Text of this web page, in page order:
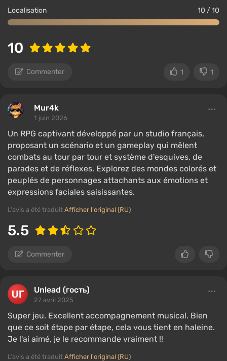
Localisation 10 / 10
10
Commenter 1 1
Mur4k
1 juin 2026
Un RPG captivant développé par un studio français,
proposant un scénario et un gameplay qui mêlent
combats au tour par tour et système d'esquives, de
parades et de réflexes. Explorez des mondes colorés et
peuplés de personnages attachants aux émotions et
expressions faciales saisissantes.
L'avis a été traduit Afficher l'original (RU)
5.5
Commenter
Unlead (гость)
27 avril 2025
Super jeu. Excellent accompagnement musical. Bien
que ce soit étape par étape, cela vous tient en haleine.
Je l'ai aimé, je le recommande vraiment !!
L'avis a été traduit Afficher l'original (RU)